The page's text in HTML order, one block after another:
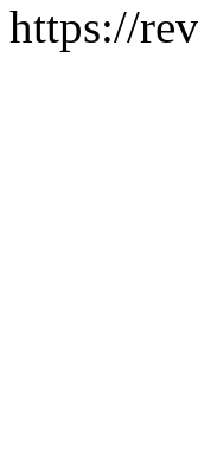
https://